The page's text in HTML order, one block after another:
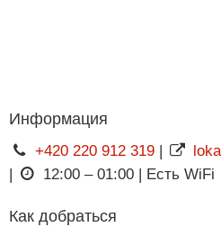
Информация
+420 220 912 319|
|
12:00 – 01:00 | Есть WiFi
Как добраться